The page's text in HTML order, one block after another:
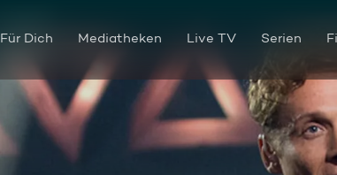
Für Dich Mediatheken Live TV Serien